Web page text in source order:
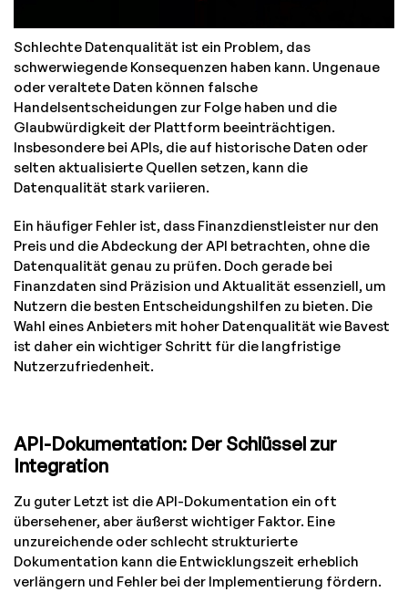
Schlechte Datenqualität ist ein Problem, das
schwerwiegende Konsequenzen haben kann. Ungenaue
oder veraltete Daten können falsche
Handelsentscheidungen zur Folge haben und die
Glaubwürdigkeit der Plattform beeinträchtigen.
Insbesondere bei APIs, die auf historische Daten oder
selten aktualisierte Quellen setzen, kann die
Datenqualität stark variieren.
Ein häufiger Fehler ist, dass Finanzdienstleister nur den
Preis und die Abdeckung der API betrachten, ohne die
Datenqualität genau zu prüfen. Doch gerade bei
Finanzdaten sind Präzision und Aktualität essenziell, um
Nutzern die besten Entscheidungshilfen zu bieten. Die
Wahl eines Anbieters mit hoher Datenqualität wie Bavest
ist daher ein wichtiger Schritt für die langfristige
Nutzerzufriedenheit.
API-Dokumentation: Der Schlüssel zur
Integration
Zu guter Letzt ist die API-Dokumentation ein oft
übersehener, aber äußerst wichtiger Faktor. Eine
unzureichende oder schlecht strukturierte
Dokumentation kann die Entwicklungszeit erheblich
verlängern und Fehler bei der Implementierung fördern.